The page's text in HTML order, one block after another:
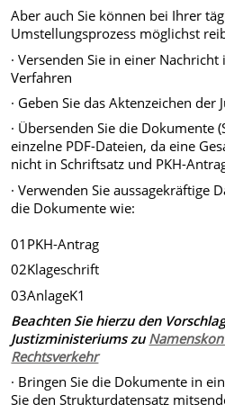
Aber auch Sie können bei Ihrer
Umstellungsprozess möglichst
· Versenden Sie in einer
Verfahren
· Geben Sie das Aktenzeichen der
· Übersenden Sie die Dokumente
einzelne PDF-Dateien, da eine
nicht in Schriftsatz und PKH-
· Verwenden Sie aussagekräftige
die Dokumente wie:
01PKH-Antrag
02Klageschrift
03AnlageK1
Beachten Sie hierzu den
Justizministeriums zu
Rechtsverkehr
· Bringen Sie die Dokumente in
Sie den Strukturdatensatz